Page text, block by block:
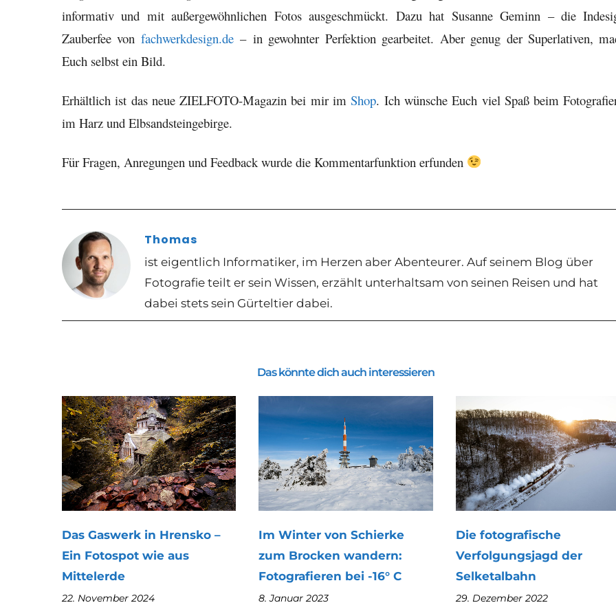
informativ und mit außergewöhnlichen Fotos ausgeschmückt. Dazu hat Susanne Geminn – die
Zauberfee von fachwerkdesign.de–in gewohnter Perfektion gearbeitet. Aber genug der Superlativen,
Euch selbst ein Bild.
Erhältlich ist das neue ZIELFOTO-Magazin bei mir imShop. Ich wünsche Euch viel Spaß beim
im Harz und Elbsandsteingebirge.
Für Fragen, Anregungen und Feedback wurde die Kommentarfunktion erfunden
Thomas
ist eigentlich Informatiker, im Herzen aber Abenteurer. Auf seinem Blog über
Fotografie teilt er sein Wissen, erzählt unterhaltsam von seinen Reisen und hat
dabei stets sein Gürteltier dabei.
Das könnte dich auch interessieren
Das Gaswerk in Hrensko –
Ein Fotospot wie aus
Mittelerde
22. November 2024
Im Winter von Schierke
zum Brocken wandern:
Fotografieren bei -16° C
8. Januar 2023
Die fotografische
Verfolgungsjagd der
Selketalbahn
29. Dezember 2022